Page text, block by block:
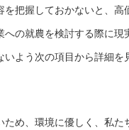
把握しておかないと、高
の就農を検討する際に現
よう次の項目から詳細を
め、環境に優しく、私た